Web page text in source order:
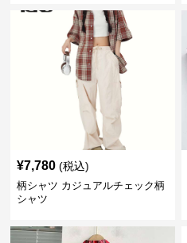
¥7,780 (税込)
柄シャツ カジュアルチェック柄
シャツ